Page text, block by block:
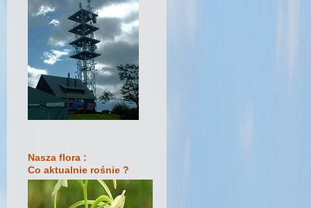
Nasza flora :
Co aktualnie rośnie ?